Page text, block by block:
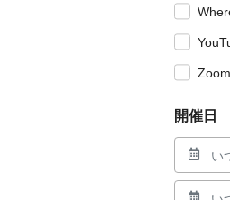
Zoom
開催日